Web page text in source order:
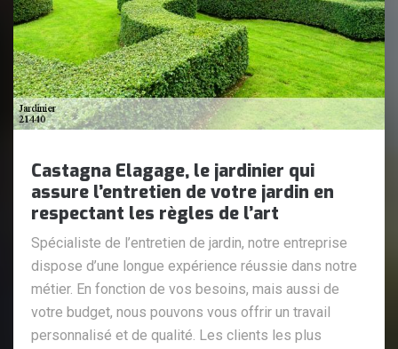
Castagna Elagage, le jardinier qui
assure l’entretien de votre jardin en
respectant les règles de l’art
Spécialiste de l’entretien de jardin, notre entreprise
dispose d’une longue expérience réussie dans notre
métier. En fonction de vos besoins, mais aussi de
votre budget, nous pouvons vous offrir un travail
personnalisé et de qualité. Les clients les plus